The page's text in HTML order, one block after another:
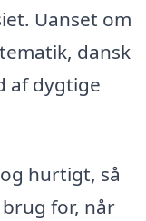
Uanset om
dansk
af dygtige
hurtigt, så
for, når